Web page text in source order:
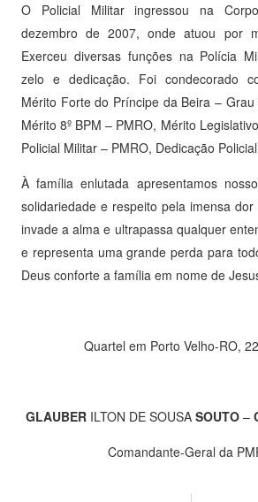
O Policial Militar ingressou na
dezembro de 2007, onde atuou por
Exerceu diversas funções na Polícia
zelo e dedicação. Foi condecorado
Mérito Forte do Príncipe da Beira – Grau
Mérito 8º BPM – PMRO, Mérito
Policial Militar – PMRO, Dedicação
À família enlutada apresentamos
solidariedade e respeito pela imensa
invade a alma e ultrapassa qualquer
e representa uma grande perda para
Deus conforte a família em nome de
Quartel em Porto Velho-RO,
GLAUBERILTON DE SOUSA SOUTO–
Comandante-Geral da